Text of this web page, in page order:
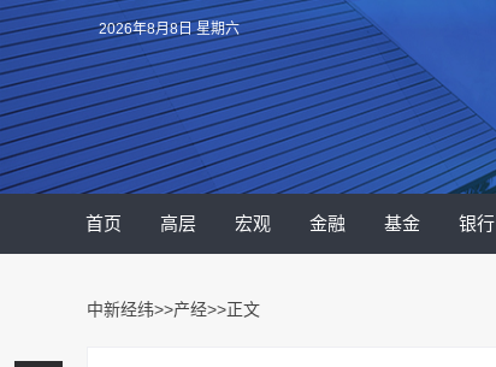
2026年8月8日 星期六
首页 高层 宏观 金融 基金 银行
中新经纬>>产经>>正文